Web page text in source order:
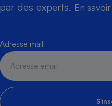
par des experts. En
Adresse mail